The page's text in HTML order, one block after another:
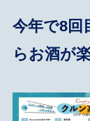
今年で8回
らお酒が